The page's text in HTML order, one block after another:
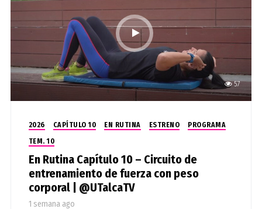
57
2026 CAPÍTULO 10 EN RUTINA ESTRENO
PROGRAMA
TEM. 10
En Rutina Capítulo 10 – Circuito de
entrenamiento de fuerza con peso
corporal | @UTalcaTV
1 semana ago